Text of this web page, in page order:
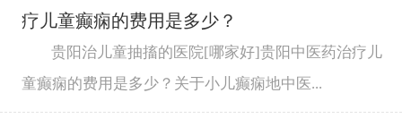
疗儿童癫痫的费用是多少？
贵阳治儿童抽搐的医院[哪家好]贵阳中医药治疗儿
童癫痫的费用是多少？关于小儿癫痫地中医...